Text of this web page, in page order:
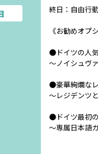
終日：自由行
《お勧めオプ
●ドイツの人
～ノイシュヴ
●豪華絢爛な
～レジデンツ
●ドイツ最初
～専属日本語